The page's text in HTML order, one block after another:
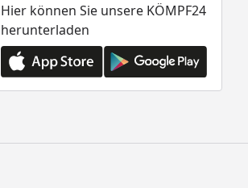
Hier können Sie unsere KÖMPF24
herunterladen